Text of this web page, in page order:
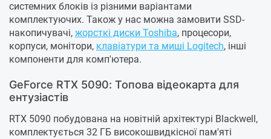
системних блоків із різними варіантами
комплектуючих. Також у нас можна замовити SSD-
накопичувачі, жорсткі диски Toshiba, процесори,
корпуси, монітори, клавіатури та миші Logitech, інші
компоненти для комп'ютера.
GeForce RTX 5090: Топова відеокарта для
ентузіастів
RTX 5090 побудована на новітній архітектурі Blackwell,
комплектується 32 ГБ високошвидкісної пам'яті